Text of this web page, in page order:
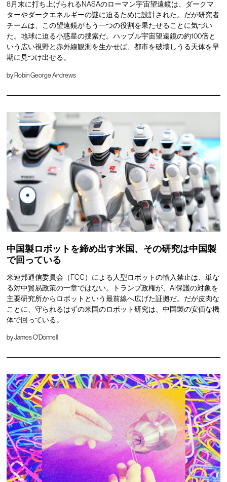
8月末に打ち上げられるNASAのローマン宇宙望遠鏡は、ダークマ
ターやダークエネルギーの謎に迫るために設計された。だが研究者
チームは、この望遠鏡がもう一つの役割を果たせることに気づい
た。地球に迫る小惑星の捜索だ。ハッブル宇宙望遠鏡の約100倍と
いう広い視野と赤外線観測を生かせば、都市を破壊しうる天体を早
期に見つけ出せる。
by Robin George Andrews
中国製ロボットを締め出す米国、その研究は中国製
で回っている
米連邦通信委員会（FCC）による人型ロボットの輸入禁止は、単な
る対中貿易政策の一章ではない。トランプ政権が、AI保護の対象を
主要研究所からロボットという最前線へ広げた証拠だ。だが皮肉な
ことに、守られるはずの米国のロボット研究は、中国製の安価な機
体で回っている。
byJames O'Donnell